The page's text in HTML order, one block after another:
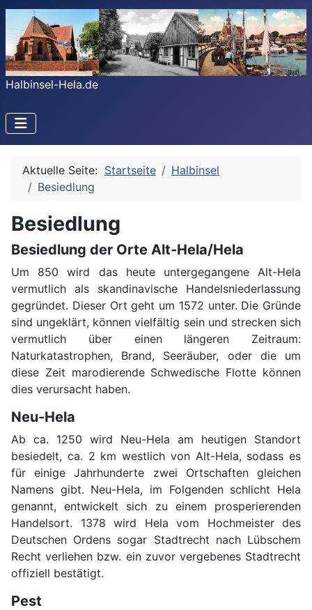
Halbinsel-Hela.de
Aktuelle Seite: Startseite
Halbinsel
Besiedlung
Besiedlung
Besiedlung der Orte Alt-Hela/Hela
Um 850 wird das heute untergegangene Alt-Hela
vermutlich als skandinavische Handelsniederlassung
gegründet. Dieser Ort geht um 1572 unter. Die Gründe
sind ungeklärt, können vielfältig sein und strecken sich
vermutlich über einen längeren Zeitraum:
Naturkatastrophen, Brand, Seeräuber, oder die um
diese Zeit marodierende Schwedische Flotte können
dies verursacht haben.
Neu-Hela
Ab ca. 1250 wird Neu-Hela am heutigen Standort
besiedelt, ca. 2 km westlich von Alt-Hela, sodass es
für einige Jahrhunderte zwei Ortschaften gleichen
Namens gibt. Neu-Hela, im Folgenden schlicht Hela
genannt, entwickelt sich zu einem prosperierenden
Handelsort. 1378 wird Hela vom Hochmeister des
Deutschen Ordens sogar Stadtrecht nach Lübschem
Recht verliehen bzw. ein zuvor vergebenes Stadtrecht
offiziell bestätigt.
Pest